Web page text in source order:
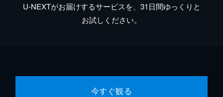
U-NEXTがお届けするサービスを、31日間ゆっくりと
お試しください。
今すぐ観る